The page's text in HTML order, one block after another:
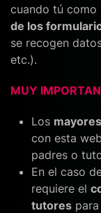
cuando tú como
de los
se recogen
etc.).
MUY
Los
con esta
padres o
En el caso
requiere el
tutores